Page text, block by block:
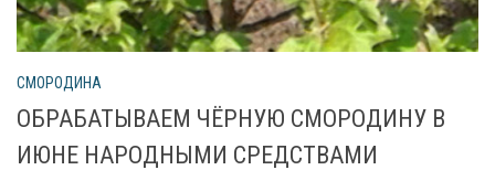
СМОРОДИНА
ОБРАБАТЫВАЕМ ЧЁРНУЮ СМОРОДИНУ В
ИЮНЕ НАРОДНЫМИ СРЕДСТВАМИ